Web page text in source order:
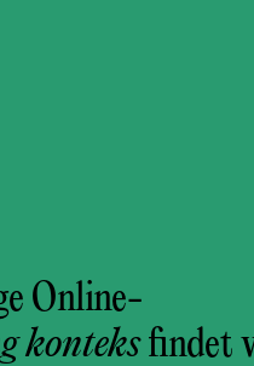
Online-
konteksfindet